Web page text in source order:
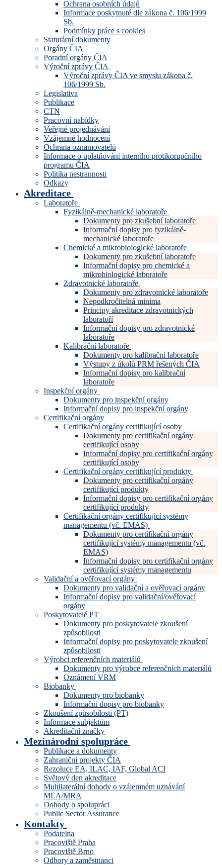
Ochrana osobních údajů
Informace poskytnuté dle zákona č. 106/1999
Sb.
Podmínky práce s cookies
Statutární dokumenty
Orgány ČIA
Poradní orgány ČIA
Výroční zprávy ČIA
Výroční zprávy ČIA ve smyslu zákona č.
106/1999 Sb.
Legislativa
Publikace
CTN
Pracovní nabídky
Veřejné projednávání
Vzájemné hodnocení
Ochrana oznamovatelů
Informace o uplatňování interního protikorupčního
programu ČIA
Politika nestrannosti
Odkazy
Akreditace
Laboratoře
Fyzikálně-mechanické laboratoře
Dokumenty pro zkušební laboratoře
Informační dopisy pro fyzikálně-
mechanické laboratoře
Chemické a mikrobiologické laboratoře
Dokumenty pro zkušební laboratoře
Informační dopisy pro chemické a
mikrobiologické laboratoře
Zdravotnické laboratoře
Dokumenty pro zdravotnické laboratoře
Nepodkročitelná minima
Principy akreditace zdravotnických
laboratoří
Informační dopisy pro zdravotnické
laboratoře
Kalibrační laboratoře
Dokumenty pro kalibrační laboratoře
Výstupy z úkolů PRM řešených ČIA
Informační dopisy pro kalibrační
laboratoře
Inspekční orgány
Dokumenty pro inspekční orgány
Informační dopisy pro inspekční orgány
Certifikační orgány
Certifikační orgány certifikující osoby
Dokumenty pro certifikační orgány
certifikující osoby
Informační dopisy pro certifikační orgány
certifikující osoby
Certifikační orgány certifikující produkty
Dokumenty pro certifikační orgány
certifikující produkty
Informační dopisy pro certifikační orgány
certifikující produkty
Certifikační orgány certifikující systémy
managementu (vč. EMAS)
Dokumenty pro certifikační orgány
certifikující systémy managementu (vč.
EMAS)
Informační dopisy pro certifikační orgány
certifikující systémy managementu
Validační a ověřovací orgány
Dokumenty pro validační a ověřovací orgány
Informační dopisy pro validační/ověřovací
orgány
Poskytovatelé PT
Dokumenty pro poskytovatele zkoušení
způsobilosti
Informační dopisy pro poskytovatele zkoušení
způsobilosti
Výrobci referenčních materiálů
Dokumenty pro výrobce referenčních materiálů
Oznámení VRM
Biobanky
Dokumenty pro biobanky
Informační dopisy pro biobanky
Zkoušení způsobilosti (PT)
Informace subjektům
Akreditační značky
Mezinárodní spolupráce
Publikace a dokumenty
Zahraniční projekty ČIA
Rezoluce EA, ILAC, IAF, Global ACI
Světový den akreditace
Multilaterální dohody o vzájemném uznávání
MLA/MRA
Dohody o spolupráci
Public Sector Assurance
Kontakty
Podatelna
Pracoviště Praha
Pracoviště Brno
Odbory a zaměstnanci